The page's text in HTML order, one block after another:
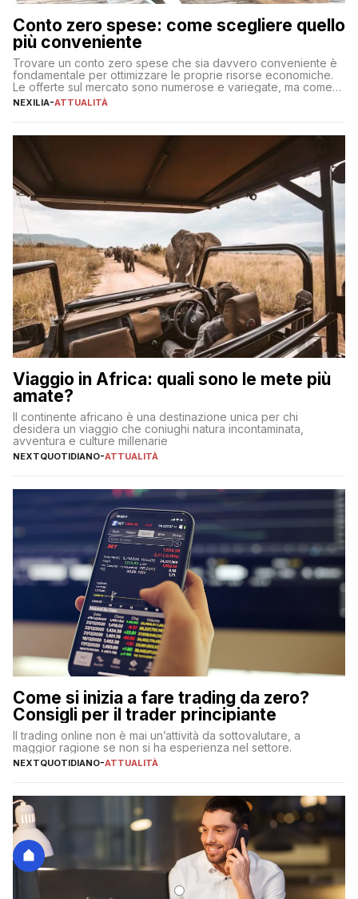
Conto zero spese: come scegliere quello
più conveniente
Trovare un conto zero spese che sia davvero conveniente è
fondamentale per ottimizzare le proprie risorse economiche.
Le offerte sul mercato sono numerose e variegate, ma come
individuare quella più adatta alle proprie esigenze senza
sul […]
NEXILIA-ATTUALITÀ
Viaggio in Africa: quali sono le mete più
amate?
Il continente africano è una destinazione unica per chi
desidera un viaggio che coniughi natura incontaminata,
avventura e culture millenarie
NEXTQUOTIDIANO-ATTUALITÀ
Come si inizia a fare trading da zero?
Consigli per il trader principiante
Il trading online non è mai un’attività da sottovalutare, a
maggior ragione se non si ha esperienza nel settore.
NEXTQUOTIDIANO-ATTUALITÀ